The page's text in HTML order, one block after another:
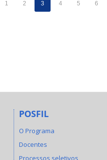
1 2 3 4 5 6
POSFIL
O Programa
Docentes
Processos seletivos